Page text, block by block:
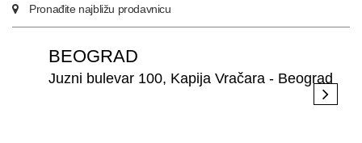
KONTAKT
BUSINESS
Pronađite najbližu prodavnicu
BEOGRAD
Juzni bulevar 100, Kapija Vračara - Beograd